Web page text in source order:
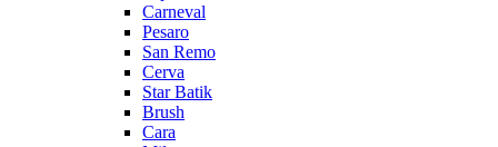
Carneval
Pesaro
San Remo
Cerva
Star Batik
Brush
Cara